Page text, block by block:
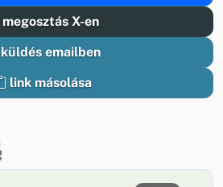
megosztás X-en
küldés emailben
link másolása